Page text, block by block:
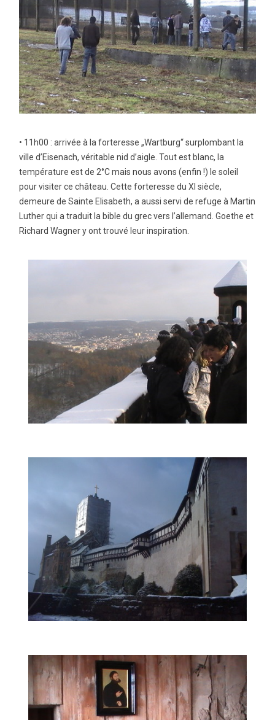
• 11h00 : arrivée à la forteresse „Wartburg“ surplombant la
ville d’Eisenach, véritable nid d’aigle. Tout est blanc, la
température est de 2°C mais nous avons (enfin !) le soleil
pour visiter ce château. Cette forteresse du XI siècle,
demeure de Sainte Elisabeth, a aussi servi de refuge à Martin
Luther qui a traduit la bible du grec vers l’allemand. Goethe et
Richard Wagner y ont trouvé leur inspiration.